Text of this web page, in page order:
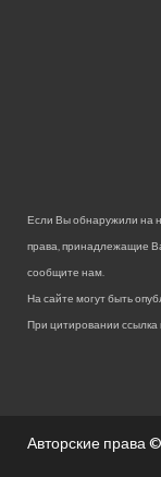
Если Вы обнаружили на
права, принадлежащие
сообщите нам.
На сайте могут быть
При цитировании ссылка
Авторские права